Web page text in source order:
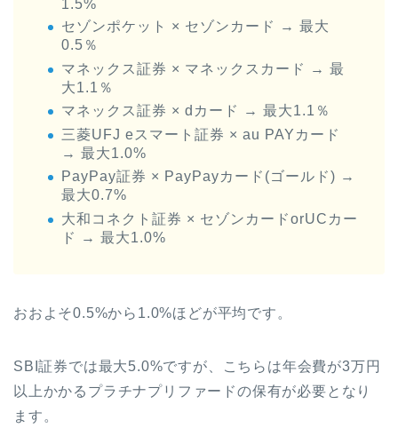
1.5%
セゾンポケット × セゾンカード → 最大
0.5％
マネックス証券 × マネックスカード → 最
大1.1％
マネックス証券 × dカード → 最大1.1％
三菱UFJ eスマート証券 × au PAYカード
→ 最大1.0%
PayPay証券 × PayPayカード(ゴールド) →
最大0.7%
大和コネクト証券 × セゾンカードorUCカー
ド → 最大1.0%
おおよそ0.5%から1.0%ほどが平均です。
SBI証券では最大5.0%ですが、こちらは年会費が3万円
以上かかるプラチナプリファードの保有が必要となり
ます。